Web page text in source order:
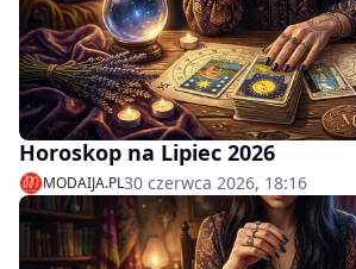
Horoskop na Lipiec 2026
MODAIJA.PL30 czerwca 2026, 18:16